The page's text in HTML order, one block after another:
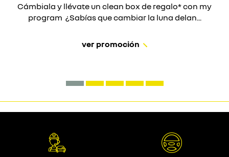
Cámbiala y llévate un clean box de regalo* con my
program ¿Sabías que cambiar la luna delan...
ver promoción